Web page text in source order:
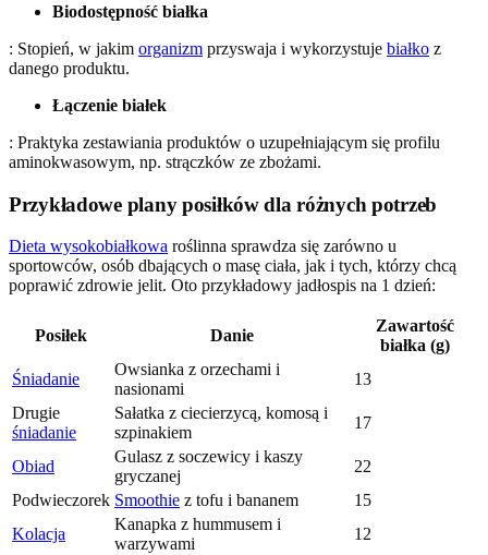
Biodostępność białka
: Stopień, w jakim organizm przyswaja i wykorzystuje białko z
danego produktu.
Łączenie białek
: Praktyka zestawiania produktów o uzupełniającym się profilu
aminokwasowym, np. strączków ze zbożami.
Przykładowe plany posiłków dla różnych potrzeb
Dieta wysokobiałkowa roślinna sprawdza się zarówno u
sportowców, osób dbających o masę ciała, jak i tych, którzy chcą
poprawić zdrowie jelit. Oto przykładowy jadłospis na 1 dzień:
Posiłek Danie
Zawartość
białka (g)
Śniadanie
Owsianka z orzechami i
nasionami
13
Drugie
śniadanie
Sałatka z ciecierzycą, komosą i
szpinakiem
17
Obiad
Gulasz z soczewicy i kaszy
gryczanej
22
Podwieczorek Smoothie z tofu i bananem
15
Kolacja
Kanapka z hummusem i
warzywami
12